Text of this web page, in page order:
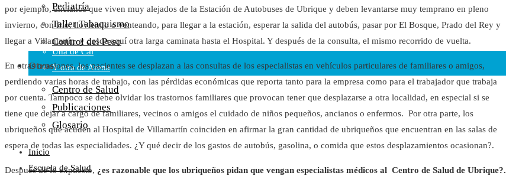
Humor
Cal y Arena
Una de Cal
Y otra de Arena
Noticias Sanitarias
Enlaces
Newsletter
Pediatría
Taller Tabaquismo
Control del Peso
Otros
Centro de Salud
Publicaciones
Glosario
Inicio
Escuela de Salud
por ejemplo, ancianos que viven muy alejados de la Estación de Autobuses de Ubrique y deben levantarse muy temprano en pleno
invierno, con frío, lloviendo o venteando, para llegar a la estación, esperar la salida del autobús, pasar por El Bosque, Prado del Rey y
llegar a Villamartín, y desde aquí otra larga caminata hasta el Hospital. Y después de la consulta, el mismo recorrido de vuelta.
En otras ocasiones, los pacientes se desplazan a las consultas de los especialistas en vehículos particulares de familiares o amigos,
perdiendo varias horas de trabajo, con las pérdidas económicas que reporta tanto para la empresa como para el trabajador que trabaja
por cuenta. Tampoco se debe olvidar los trastornos familiares que provocan tener que desplazarse a otra localidad, en especial si se
tiene que dejar a cargo de familiares, vecinos o amigos el cuidado de niños pequeños, ancianos o enfermos. Por otra parte, los
ubriqueños que acuden al Hospital de Villamartín coinciden en afirmar la gran cantidad de ubriqueños que encuentran en las salas de
espera de todas las especialidades. ¿Y qué decir de los gastos de autobús, gasolina, o comida que estos desplazamientos ocasionan?.
Después de lo expuesto, ¿es razonable que los ubriqueños pidan que vengan especialistas médicos al Centro de Salud de Ubrique?.